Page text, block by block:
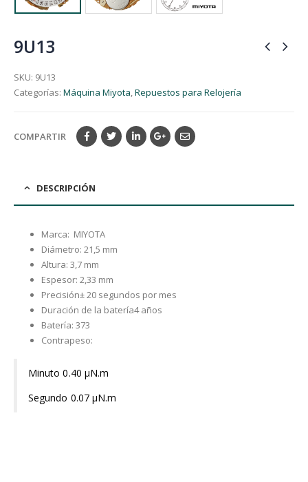
9U13
SKU: 9U13
Categorías: Máquina Miyota,Repuestos para Relojería
COMPARTIR
DESCRIPCIÓN
Marca: MIYOTA
Diámetro: 21,5 mm
Altura: 3,7 mm
Espesor: 2,33 mm
Precisión± 20 segundos por mes
Duración de la batería4 años
Batería: 373
Contrapeso:
Minuto 0.40 μN.m
Segundo 0.07 μN.m